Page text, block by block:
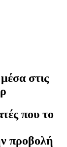
στις
που το
προβολή